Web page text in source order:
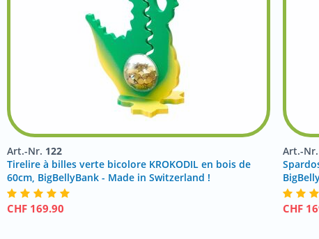
Art.-Nr. 122
Tirelire à billes verte bicolore KROKODIL en bois de
60cm, BigBellyBank - Made in Switzerland !
CHF 169.90
Art.-Nr.
CHF